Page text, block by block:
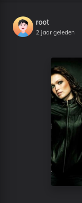
root
2 jaar geleden